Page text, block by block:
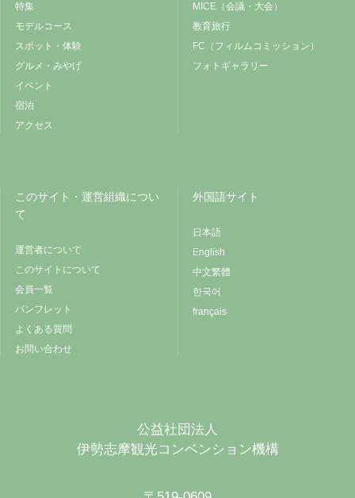
特集
モデルコース
スポット・体験
グルメ・みやげ
イベント
宿泊
アクセス
MICE（会議・大会）
教育旅行
FC（フィルムコミッション）
フォトギャラリー
このサイト・運営組織につい
て
運営者について
このサイトについて
会員一覧
パンフレット
よくある質問
お問い合わせ
外国語サイト
日本語
English
中文繁體
한국어
français
公益社団法人
伊勢志摩観光コンベンション機構